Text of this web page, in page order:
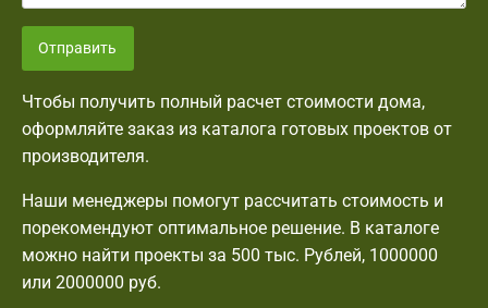
Отправить
Чтобы получить полный расчет стоимости дома,
оформляйте заказ из каталога готовых проектов от
производителя.
Наши менеджеры помогут рассчитать стоимость и
порекомендуют оптимальное решение. В каталоге
можно найти проекты за 500 тыс. Рублей, 1000000
или 2000000 руб.